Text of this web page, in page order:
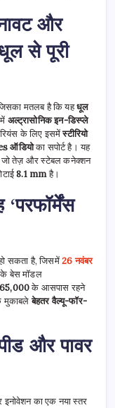
और
से पूरी
मतलब है कि यहधूल
अल्ट्रासोनिक इन-डिस्प्ले
के लिए इसमेंस्टीरियो
ऑडियोका सपोर्ट है। यह
जो तेज़ और स्टेबल कनेक्शन
8.1 mmहै।
सकता है, जिसमें26 नवंबर
बेस मॉडल
के आसपास रहने
मुकाबलेबेहतर वैल्यू-फॉर-
और पावर
इनोवेशन का एक नया स्तर